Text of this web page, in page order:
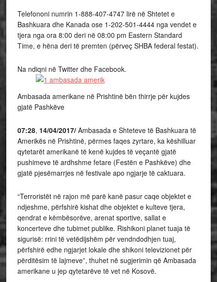
Telefononi numrin 1-888-407-4747 lirë në Shtetet e
Bashkuara dhe Kanada ose 1-202-501-4444 nga vendet e
tjera nga ora 8:00 deri në 08:00 pm Eastern Standard
Time, e hëna deri të premten (përveç SHBA federal festat).
Na ndiqni në Twitter dhe Facebook.
Ambasada amerikane në Prishtinë bën thirrje për kujdes
gjatë Pashkëve
07:28, 14/04/2017/ Ambasada e Shteteve të Bashkuara të
Amerikës në Prishtinë, përmes faqes zyrtare, ka këshilluar
qytetarët amerikanë të kenë kujdes të veçantë gjatë
pushimeve të ardhshme fetare (Festën e Pashkëve) dhe
gjatë pjesëmarrjes në festivale apo ngjarje të caktuara.
“Terroristët në rajon më parë kanë pasur caqe objektet e
ndjeshme, përfshirë kishat dhe objektet e kulteve tjera,
qendrat e këmbësorëve, arenat sportive, sallat e
koncerteve dhe tubimet publike. Rishikoni planet tuaja të
sigurisë: rrini të vetëdijshëm për vendndodhjen tuaj,
përfshirë edhe ngjarjet lokale dhe shikoni televizionet për
përditësim të lajmeve”, thuhet në sugjerimin që Ambasada
amerikane u jep qytetarëve të vet në Kosovë.